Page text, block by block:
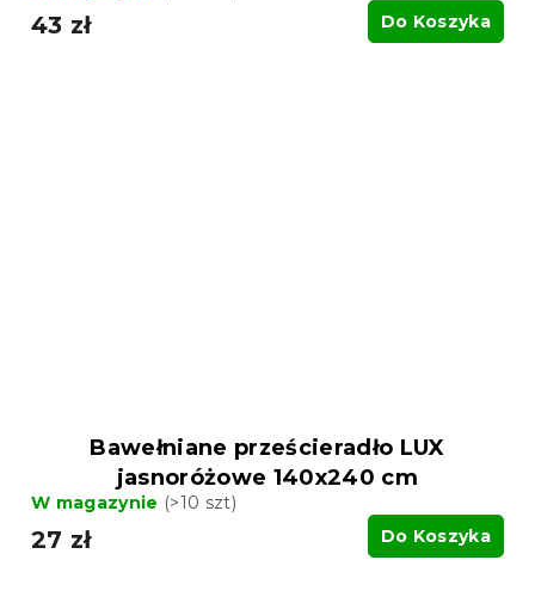
43 zł Do Koszyka
Bawełniane prześcieradło LUX
jasnoróżowe 140x240 cm
W magazynie (>10 szt)
27 zł Do Koszyka